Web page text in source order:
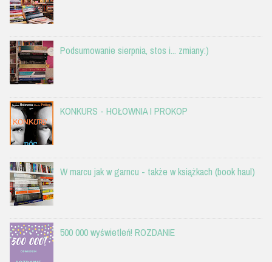
Podsumowanie sierpnia, stos i... zmiany:)
KONKURS - HOŁOWNIA I PROKOP
W marcu jak w garncu - także w książkach (book haul)
500 000 wyświetleń! ROZDANIE